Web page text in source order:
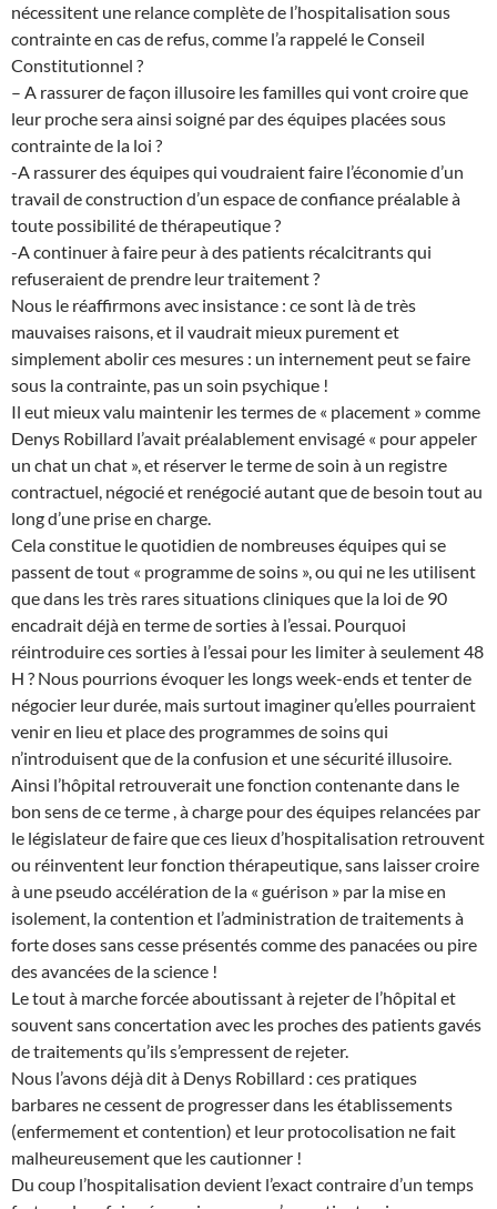
nécessitent une relance complète de l’hospitalisation sous
contrainte en cas de refus, comme l’a rappelé le Conseil
Constitutionnel ?
– A rassurer de façon illusoire les familles qui vont croire que
leur proche sera ainsi soigné par des équipes placées sous
contrainte de la loi ?
-A rassurer des équipes qui voudraient faire l’économie d’un
travail de construction d’un espace de confiance préalable à
toute possibilité de thérapeutique ?
-A continuer à faire peur à des patients récalcitrants qui
refuseraient de prendre leur traitement ?
Nous le réaffirmons avec insistance : ce sont là de très
mauvaises raisons, et il vaudrait mieux purement et
simplement abolir ces mesures : un internement peut se faire
sous la contrainte, pas un soin psychique !
Il eut mieux valu maintenir les termes de « placement » comme
Denys Robillard l’avait préalablement envisagé « pour appeler
un chat un chat », et réserver le terme de soin à un registre
contractuel, négocié et renégocié autant que de besoin tout au
long d’une prise en charge.
Cela constitue le quotidien de nombreuses équipes qui se
passent de tout « programme de soins », ou qui ne les utilisent
que dans les très rares situations cliniques que la loi de 90
encadrait déjà en terme de sorties à l’essai. Pourquoi
réintroduire ces sorties à l’essai pour les limiter à seulement 48
H ? Nous pourrions évoquer les longs week-ends et tenter de
négocier leur durée, mais surtout imaginer qu’elles pourraient
venir en lieu et place des programmes de soins qui
n’introduisent que de la confusion et une sécurité illusoire.
Ainsi l’hôpital retrouverait une fonction contenante dans le
bon sens de ce terme , à charge pour des équipes relancées par
le législateur de faire que ces lieux d’hospitalisation retrouvent
ou réinventent leur fonction thérapeutique, sans laisser croire
à une pseudo accélération de la « guérison » par la mise en
isolement, la contention et l’administration de traitements à
forte doses sans cesse présentés comme des panacées ou pire
des avancées de la science !
Le tout à marche forcée aboutissant à rejeter de l’hôpital et
souvent sans concertation avec les proches des patients gavés
de traitements qu’ils s’empressent de rejeter.
Nous l’avons déjà dit à Denys Robillard : ces pratiques
barbares ne cessent de progresser dans les établissements
(enfermement et contention) et leur protocolisation ne fait
malheureusement que les cautionner !
Du coup l’hospitalisation devient l’exact contraire d’un temps